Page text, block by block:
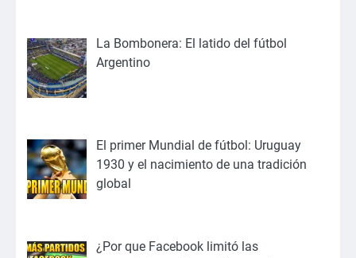
La Bombonera: El latido del fútbol
Argentino
El primer Mundial de fútbol: Uruguay
1930 y el nacimiento de una tradición
global
¿Por que Facebook limitó las